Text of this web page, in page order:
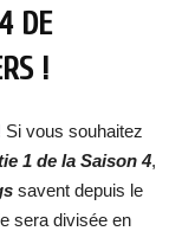
DE
!
Si vous souhaitez
1 de la Saison 4,
savent depuis le
sera divisée en